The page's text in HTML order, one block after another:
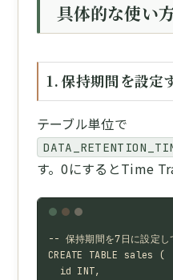
具体的な使い
1. 保持期間を設定
テーブル単位で
す。0にするとTime
-- 保持期間を7日に設定し
CREATE TABLE sales (
  id INT,